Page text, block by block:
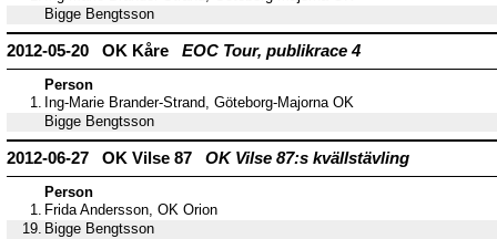
Bigge Bengtsson
2012-05-20 OK Kåre EOC Tour, publikrace 4
Person
1. Ing-Marie Brander-Strand, Göteborg-Majorna OK
Bigge Bengtsson
2012-06-27 OK Vilse 87 OK Vilse 87:s kvällstävling
Person
1. Frida Andersson, OK Orion
19. Bigge Bengtsson